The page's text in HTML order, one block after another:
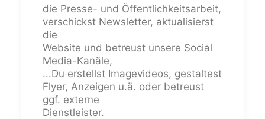
die Presse- und Öffentlichkeitsarbeit,
verschickst Newsletter, aktualisierst
die
Website und betreust unsere Social
Media-Kanäle,
...Du erstellst Imagevideos, gestaltest
Flyer, Anzeigen u.ä. oder betreust
ggf. externe
Dienstleister.